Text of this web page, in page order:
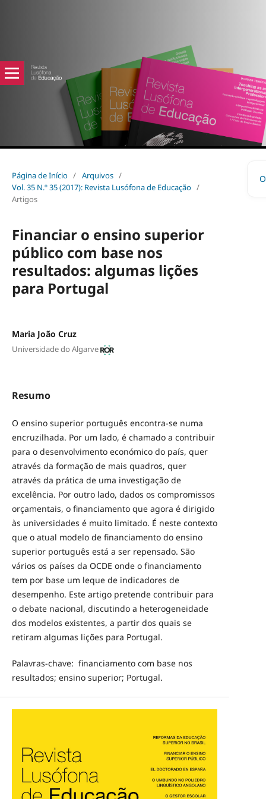
Página de Início / Arquivos /
Vol. 35 N.º 35 (2017): Revista Lusófona de Educação /
Artigos
Financiar o ensino superior
público com base nos
resultados: algumas lições
para Portugal
Maria João Cruz
Universidade do Algarve
Resumo
O ensino superior português encontra-se numa
encruzilhada. Por um lado, é chamado a contribuir
para o desenvolvimento económico do país, quer
através da formação de mais quadros, quer
através da prática de uma investigação de
excelência. Por outro lado, dados os compromissos
orçamentais, o financiamento que agora é dirigido
às universidades é muito limitado. É neste contexto
que o atual modelo de financiamento do ensino
superior português está a ser repensado. São
vários os países da OCDE onde o financiamento
tem por base um leque de indicadores de
desempenho. Este artigo pretende contribuir para
o debate nacional, discutindo a heterogeneidade
dos modelos existentes, a partir dos quais se
retiram algumas lições para Portugal.
Palavras-chave: financiamento com base nos
resultados; ensino superior; Portugal.